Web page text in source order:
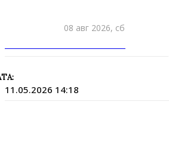
08 авг 2026, сб
11.05.2026 14:18